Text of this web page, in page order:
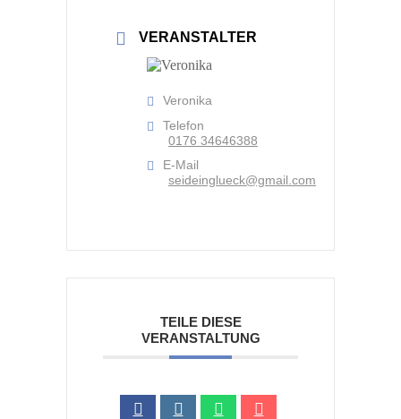
VERANSTALTER
Veronika
Telefon
0176 34646388
E-Mail
seideinglueck@gmail.com
TEILE DIESE
VERANSTALTUNG